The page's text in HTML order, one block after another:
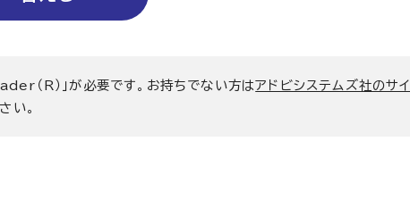
（R）」が必要です。お持ちでない方はアドビシステムズ社のサイ
い。